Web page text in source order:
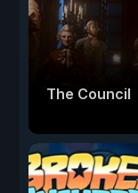
The Council